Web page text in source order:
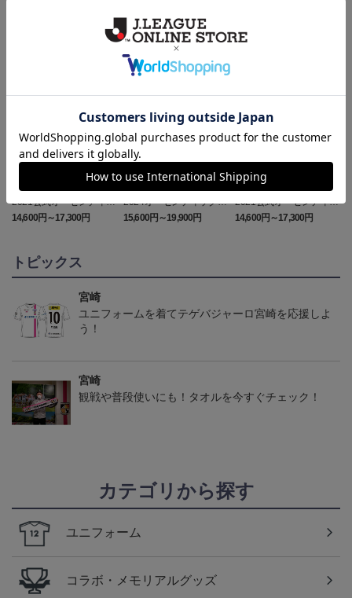
2021公式オーセンティッ
クユニフォーム GK1st
14,600円～17,300円
2024オーセンティックユ
ニフォーム（FP2nd）
15,600円～19,900円
2021公式オーセンティッ
クユニフォーム GK2nd
14,600円～17,300円
トピックス
宮崎
ユニフォームを着てテゲバジャーロ宮崎を応援しよ
う！
宮崎
観戦や普段使いにも！タオルを今すぐチェック！
カテゴリから探す
ユニフォーム
コラボ・メモリアルグッズ